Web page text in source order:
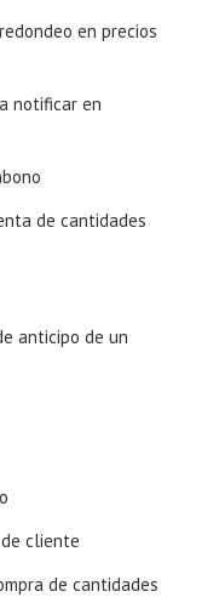
en precios
notificar en
de cantidades
anticipo de un
cliente
de cantidades